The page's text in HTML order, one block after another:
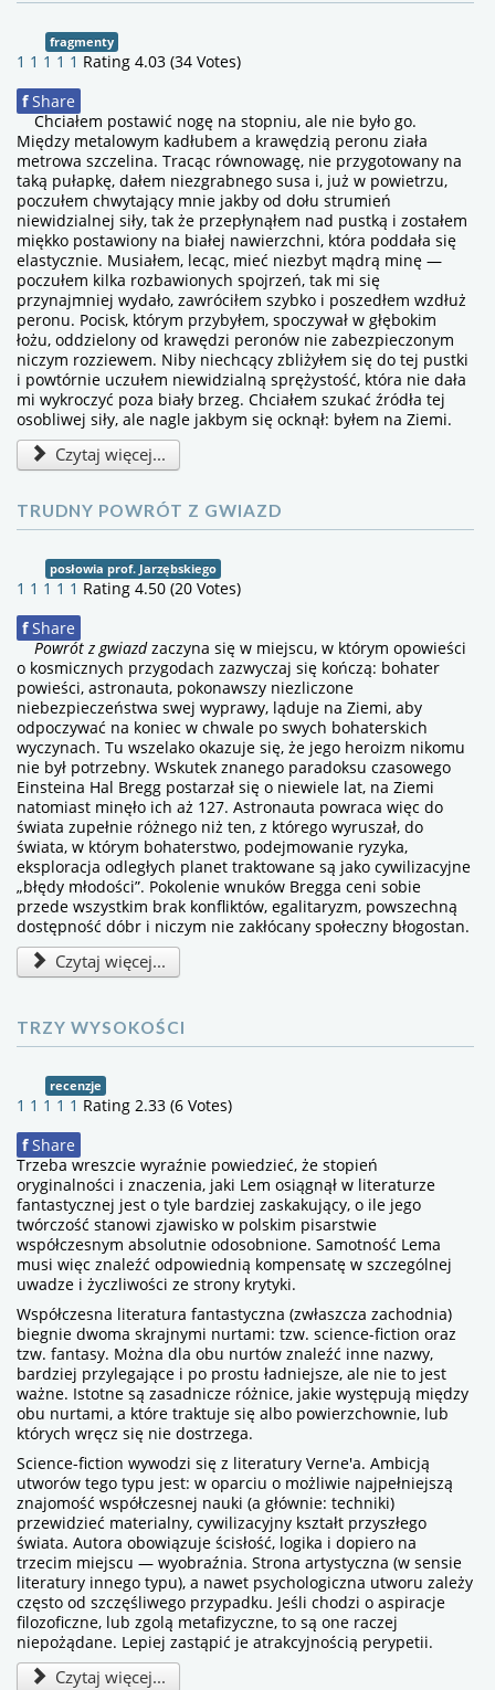
fragmenty
1 1 1 1 1 Rating 4.03 (34 Votes)
f Share
Chciałem postawić nogę na stopniu, ale nie było go.
Między metalowym kadłubem a krawędzią peronu ziała
metrowa szczelina. Tracąc równowagę, nie przygotowany na
taką pułapkę, dałem niezgrabnego susa i, już w powietrzu,
poczułem chwytający mnie jakby od dołu strumień
niewidzialnej siły, tak że przepłynąłem nad pustką i zostałem
miękko postawiony na białej nawierzchni, która poddała się
elastycznie. Musiałem, lecąc, mieć niezbyt mądrą minę —
poczułem kilka rozbawionych spojrzeń, tak mi się
przynajmniej wydało, zawróciłem szybko i poszedłem wzdłuż
peronu. Pocisk, którym przybyłem, spoczywał w głębokim
łożu, oddzielony od krawędzi peronów nie zabezpieczonym
niczym rozziewem. Niby niechcący zbliżyłem się do tej pustki
i powtórnie uczułem niewidzialną sprężystość, która nie dała
mi wykroczyć poza biały brzeg. Chciałem szukać źródła tej
osobliwej siły, ale nagle jakbym się ocknął: byłem na Ziemi.
Czytaj więcej...
TRUDNY POWRÓT Z GWIAZD
posłowia prof. Jarzębskiego
1 1 1 1 1 Rating 4.50 (20 Votes)
f Share
Powrót z gwiazdzaczyna się w miejscu, w którym opowieści
o kosmicznych przygodach zazwyczaj się kończą: bohater
powieści, astronauta, pokonawszy niezliczone
niebezpieczeństwa swej wyprawy, ląduje na Ziemi, aby
odpoczywać na koniec w chwale po swych bohaterskich
wyczynach. Tu wszelako okazuje się, że jego heroizm nikomu
nie był potrzebny. Wskutek znanego paradoksu czasowego
Einsteina Hal Bregg postarzał się o niewiele lat, na Ziemi
natomiast minęło ich aż 127. Astronauta powraca więc do
świata zupełnie różnego niż ten, z którego wyruszał, do
świata, w którym bohaterstwo, podejmowanie ryzyka,
eksploracja odległych planet traktowane są jako cywilizacyjne
„błędy młodości”. Pokolenie wnuków Bregga ceni sobie
przede wszystkim brak konfliktów, egalitaryzm, powszechną
dostępność dóbr i niczym nie zakłócany społeczny błogostan.
Czytaj więcej...
TRZY WYSOKOŚCI
recenzje
1 1 1 1 1 Rating 2.33 (6 Votes)
f Share
Trzeba wreszcie wyraźnie powiedzieć, że stopień
oryginalności i znaczenia, jaki Lem osiągnął w literaturze
fantastycznej jest o tyle bardziej zaskakujący, o ile jego
twórczość stanowi zjawisko w polskim pisarstwie
współczesnym absolutnie odosobnione. Samotność Lema
musi więc znaleźć odpowiednią kompensatę w szczególnej
uwadze i życzliwości ze strony krytyki.
Współczesna literatura fantastyczna (zwłaszcza zachodnia)
biegnie dwoma skrajnymi nurtami: tzw. science-fiction oraz
tzw. fantasy. Można dla obu nurtów znaleźć inne nazwy,
bardziej przylegające i po prostu ładniejsze, ale nie to jest
ważne. Istotne są zasadnicze różnice, jakie występują między
obu nurtami, a które traktuje się albo powierzchownie, lub
których wręcz się nie dostrzega.
Science-fiction wywodzi się z literatury Verne'a. Ambicją
utworów tego typu jest: w oparciu o możliwie najpełniejszą
znajomość współczesnej nauki (a głównie: techniki)
przewidzieć materialny, cywilizacyjny kształt przyszłego
świata. Autora obowiązuje ścisłość, logika i dopiero na
trzecim miejscu — wyobraźnia. Strona artystyczna (w sensie
literatury innego typu), a nawet psychologiczna utworu zależy
często od szczęśliwego przypadku. Jeśli chodzi o aspiracje
filozoficzne, lub zgolą metafizyczne, to są one raczej
niepożądane. Lepiej zastąpić je atrakcyjnością perypetii.
Czytaj więcej...